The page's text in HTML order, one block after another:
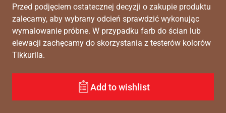
Przed podjęciem ostatecznej decyzji o zakupie produktu
zalecamy, aby wybrany odcień sprawdzić wykonując
wymalowanie próbne. W przypadku farb do ścian lub
elewacji zachęcamy do skorzystania z testerów kolorów
Tikkurila.
Add to wishlist